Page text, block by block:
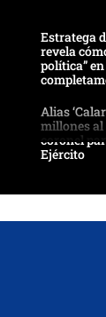
Estratega
revela
política”
Alias
millones al
coronel
Ejército